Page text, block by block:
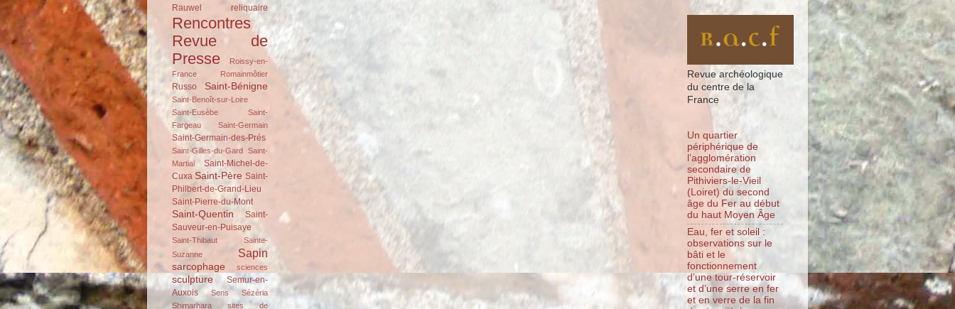
Rauwel reliquaire
Rencontres
Revue de
Presse
Roissy-en-
France
Romainmôtier
Russo Saint-Bénigne
Saint-Benoît-sur-Loire
Saint-Eusèbe
Saint-
Fargeau
Saint-Germain
Saint-Germain-des-Prés
Saint-Gilles-du-Gard Saint-
Martial
Saint-Michel-de-
Cuxa Saint-Père Saint-
Philbert-de-Grand-Lieu
Saint-Pierre-du-Mont
Saint-Quentin
Saint-
Sauveur-en-Puisaye
Saint-Thibaut
Sainte-
Suzanne
Sapin
sarcophage sciences
sculpture
Semur-en-
Auxois
Sens
Sézéria
Shimarhara
sites de
Revue archéologique
du centre de la
France
Un quartier
périphérique de
l’agglomération
secondaire de
Pithiviers-le-Vieil
(Loiret) du second
âge du Fer au début
du haut Moyen Âge
Eau, fer et soleil :
observations sur le
bâti et le
fonctionnement
d’une tour-réservoir
et d’une serre en fer
et en verre de la fin